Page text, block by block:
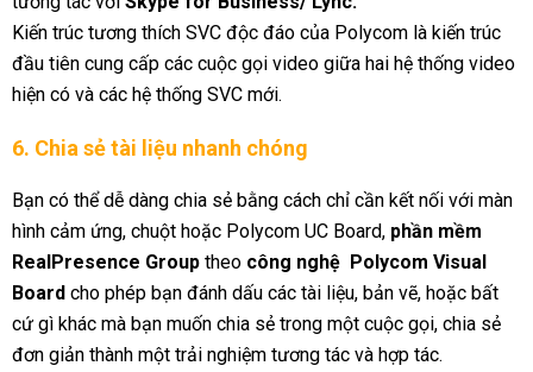
Kiến trúc tương thích SVC độc đáo của Polycom là kiến trúc
đầu tiên cung cấp các cuộc gọi video giữa hai hệ thống video
hiện có và các hệ thống SVC mới.
6. Chia sẻ tài liệu nhanh chóng
Bạn có thể dễ dàng chia sẻ bằng cách chỉ cần kết nối với màn
hình cảm ứng, chuột hoặc Polycom UC Board, phần mềm
RealPresence Group theo công nghệ Polycom Visual
Board cho phép bạn đánh dấu các tài liệu, bản vẽ, hoặc bất
cứ gì khác mà bạn muốn chia sẻ trong một cuộc gọi, chia sẻ
đơn giản thành một trải nghiệm tương tác và hợp tác.